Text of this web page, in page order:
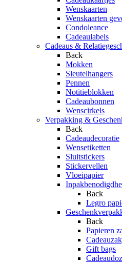
Wenskaarten
Wenskaarten
Condoleance
Cadeaulabels
Cadeaus &
Back
Mokken
Sleutelhangers
Pennen
Notitieblokken
Cadeaubonnen
Wenscirkels
Verpakking &
Back
Cadeaudecoratie
Wensetiketten
Sluitstickers
Stickervellen
Vloeipapier
Back
Legro
Back
Papieren
Gift bags